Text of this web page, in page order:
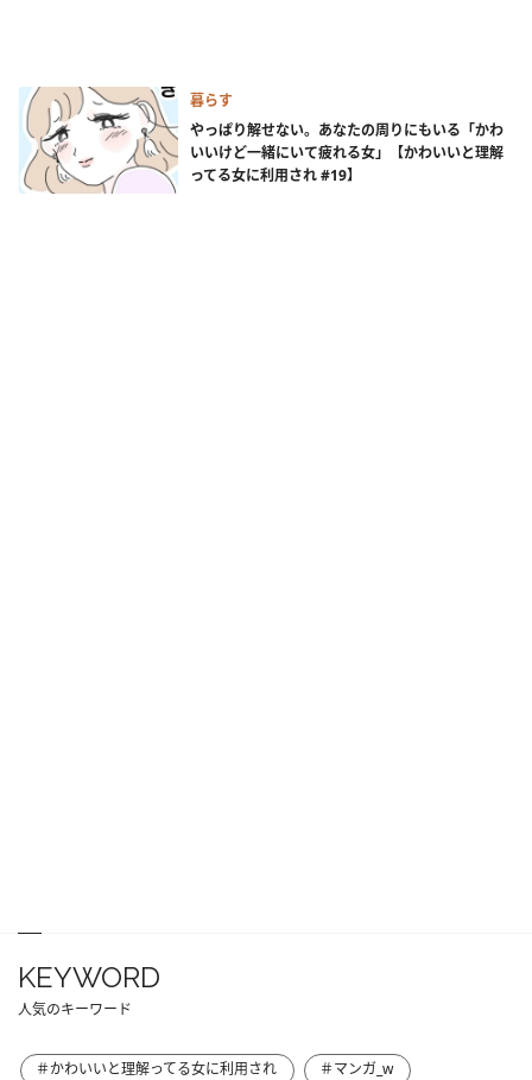
暮らす
やっぱり解せない。あなたの周りにもいる「かわ
いいけど一緒にいて疲れる女」【かわいいと理解
ってる女に利用され #19】
KEYWORD
人気のキーワード
＃かわいいと理解ってる女に利用され
＃マンガ_w